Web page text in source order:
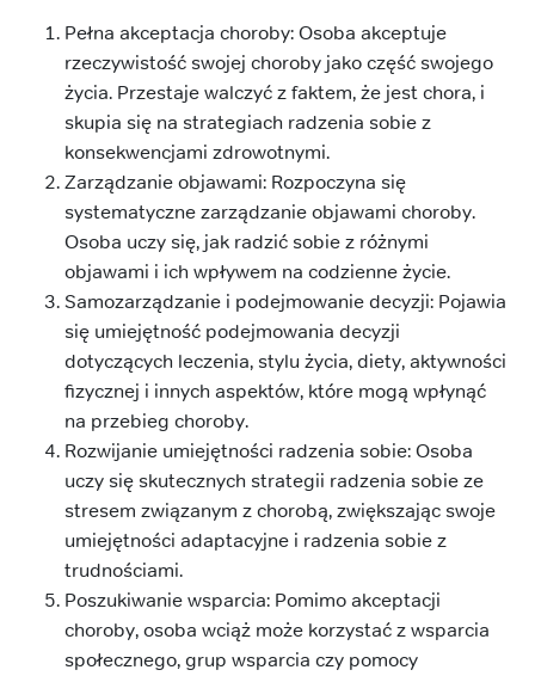
Pełna akceptacja choroby: Osoba akceptuje
rzeczywistość swojej choroby jako część swojego
życia. Przestaje walczyć z faktem, że jest chora, i
skupia się na strategiach radzenia sobie z
konsekwencjami zdrowotnymi.
Zarządzanie objawami: Rozpoczyna się
systematyczne zarządzanie objawami choroby.
Osoba uczy się, jak radzić sobie z różnymi
objawami i ich wpływem na codzienne życie.
Samozarządzanie i podejmowanie decyzji: Pojawia
się umiejętność podejmowania decyzji
dotyczących leczenia, stylu życia, diety, aktywności
fizycznej i innych aspektów, które mogą wpłynąć
na przebieg choroby.
Rozwijanie umiejętności radzenia sobie: Osoba
uczy się skutecznych strategii radzenia sobie ze
stresem związanym z chorobą, zwiększając swoje
umiejętności adaptacyjne i radzenia sobie z
trudnościami.
Poszukiwanie wsparcia: Pomimo akceptacji
choroby, osoba wciąż może korzystać z wsparcia
społecznego, grup wsparcia czy pomocy